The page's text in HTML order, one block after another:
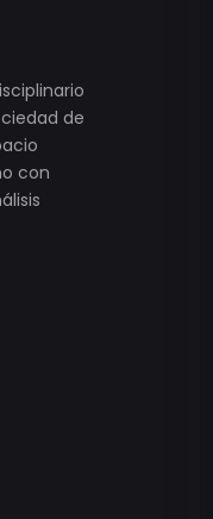
de
con